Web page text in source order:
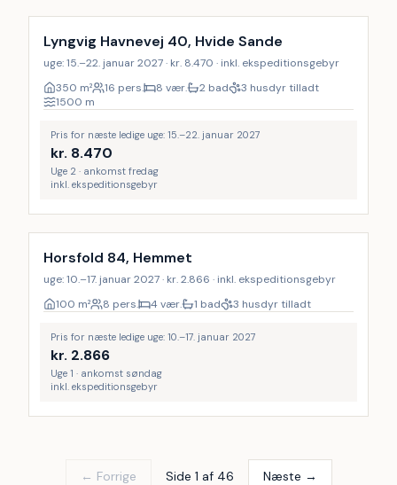
Lyngvig Havnevej 40, Hvide Sande
uge: 15.–22. januar 2027 · kr. 8.470 · inkl. ekspeditionsgebyr
350 m² 16 pers. 8 vær. 2 bad
3 husdyr tilladt
1500 m
Pris for næste ledige uge: 15.–22. januar 2027
kr. 8.470
Uge 2 · ankomst fredag
inkl. ekspeditionsgebyr
Horsfold 84, Hemmet
uge: 10.–17. januar 2027 · kr. 2.866 · inkl. ekspeditionsgebyr
100 m² 8 pers. 4 vær. 1 bad 3 husdyr tilladt
Pris for næste ledige uge: 10.–17. januar 2027
kr. 2.866
Uge 1 · ankomst søndag
inkl. ekspeditionsgebyr
← Forrige Side 1 af 46 Næste →